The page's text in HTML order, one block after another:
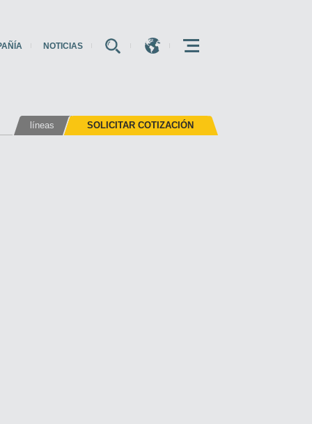
NOTICIAS E E E
líneas SOLICITAR COTIZACIÓN